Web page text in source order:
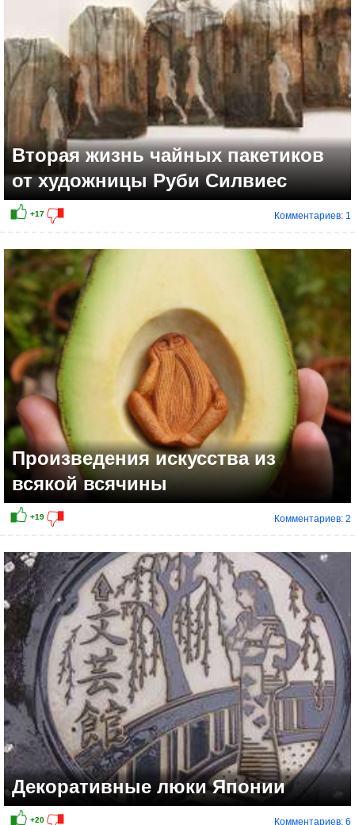
+19
Вторая жизнь чайных пакетиков
от художницы Руби Силвиес
Комментариев: 1
Произведения искусства из
всякой всячины
Комментариев: 2
Декоративные люки Японии
Комментариев: 6